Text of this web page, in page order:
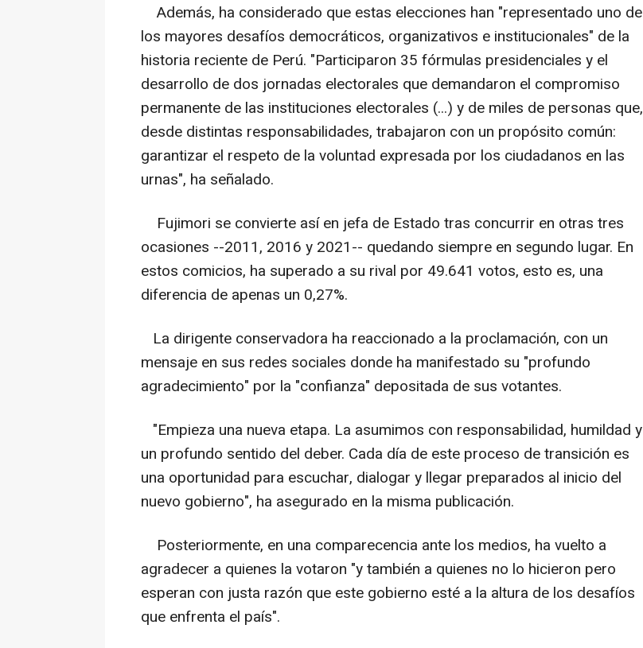
Además, ha considerado que estas elecciones han "representado uno de
los mayores desafíos democráticos, organizativos e institucionales" de la
historia reciente de Perú. "Participaron 35 fórmulas presidenciales y el
desarrollo de dos jornadas electorales que demandaron el compromiso
permanente de las instituciones electorales (...) y de miles de personas que,
desde distintas responsabilidades, trabajaron con un propósito común:
garantizar el respeto de la voluntad expresada por los ciudadanos en las
urnas", ha señalado.
Fujimori se convierte así en jefa de Estado tras concurrir en otras tres
ocasiones --2011, 2016 y 2021-- quedando siempre en segundo lugar. En
estos comicios, ha superado a su rival por 49.641 votos, esto es, una
diferencia de apenas un 0,27%.
La dirigente conservadora ha reaccionado a la proclamación, con un
mensaje en sus redes sociales donde ha manifestado su "profundo
agradecimiento" por la "confianza" depositada de sus votantes.
"Empieza una nueva etapa. La asumimos con responsabilidad, humildad y
un profundo sentido del deber. Cada día de este proceso de transición es
una oportunidad para escuchar, dialogar y llegar preparados al inicio del
nuevo gobierno", ha asegurado en la misma publicación.
Posteriormente, en una comparecencia ante los medios, ha vuelto a
agradecer a quienes la votaron "y también a quienes no lo hicieron pero
esperan con justa razón que este gobierno esté a la altura de los desafíos
que enfrenta el país".